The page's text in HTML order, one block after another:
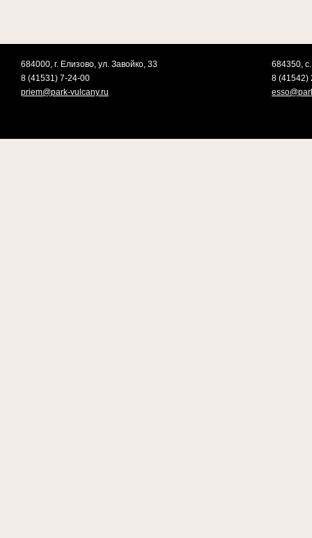
684000, г. Елизово, ул. Завойко, 33
8 (41531) 7-24-00
priem@park-vulcany.ru
684350,
8 (41542)